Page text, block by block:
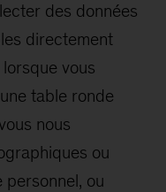
des données
directement
vous
table ronde
nous
ou
personnel, ou